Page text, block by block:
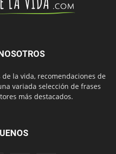
la vida, recomendaciones de
variada selección de frases
más destacados.